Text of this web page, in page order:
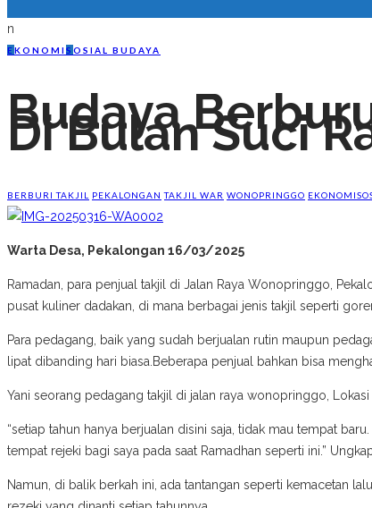
n
EKONOMI S OSIAL BUDAYA
Budaya
Di Bulan Suci
BERBURI TAKJIL PEKALONGAN TAKJIL WAR WONOPRINGGO EKONOMI
Warta Desa, Pekalongan 16/03/2025
Ramadan, para penjual takjil di Jalan Raya Wonopringgo,
pusat kuliner dadakan, di mana berbagai jenis takjil seperti
Para pedagang, baik yang sudah berjualan rutin maupun
lipat dibanding hari biasa.Beberapa penjual bahkan bisa
Yani seorang pedagang takjil di jalan raya wonopringgo,
“setiap tahun hanya berjualan disini saja, tidak mau tempat
tempat rejeki bagi saya pada saat Ramadhan seperti ini.”
Namun, di balik berkah ini, ada tantangan seperti kemacetan